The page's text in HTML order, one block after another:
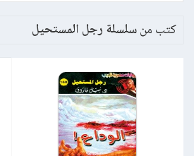
كتب من سلسلة رجل المستحيل